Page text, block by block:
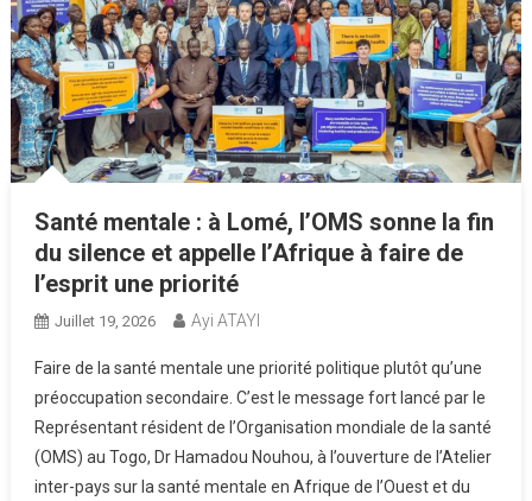
Santé mentale : à Lomé, l’OMS sonne la fin
du silence et appelle l’Afrique à faire de
l’esprit une priorité
Juillet 19, 2026 Ayi ATAYI
Faire de la santé mentale une priorité politique plutôt qu’une
préoccupation secondaire. C’est le message fort lancé par le
Représentant résident de l’Organisation mondiale de la santé
(OMS) au Togo, Dr Hamadou Nouhou, à l’ouverture de l’Atelier
inter-pays sur la santé mentale en Afrique de l’Ouest et du